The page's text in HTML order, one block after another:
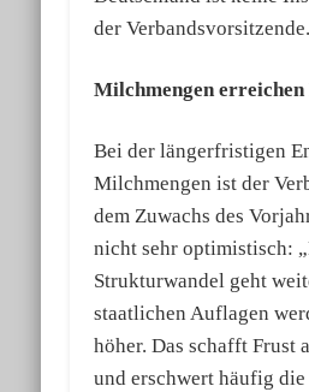
der Verbandsvorsitzende.
Milchmengen erreichen
Bei der längerfristigen
Milchmengen ist der
dem Zuwachs des
nicht sehr optimistisch:
Strukturwandel geht
staatlichen Auflagen
höher. Das schafft Frust
und erschwert häufig